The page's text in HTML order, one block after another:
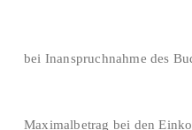
Maximalbetrag bei den